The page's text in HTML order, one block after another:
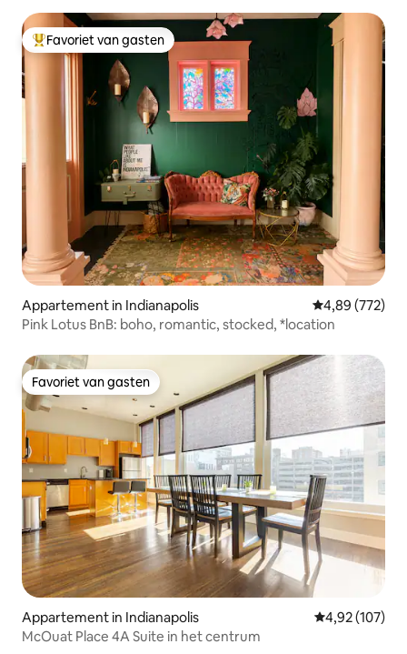
Topfavoriet van gasten
Favoriet van gasten
Appartement in Indianapolis Gemiddelde
4,89 (772)
Pink Lotus BnB: boho, romantic, stocked, *location
Favoriet van gasten
Favoriet van gasten
Appartement in Indianapolis Gemiddelde
4,92 (107)
McOuat Place 4A Suite in het centrum